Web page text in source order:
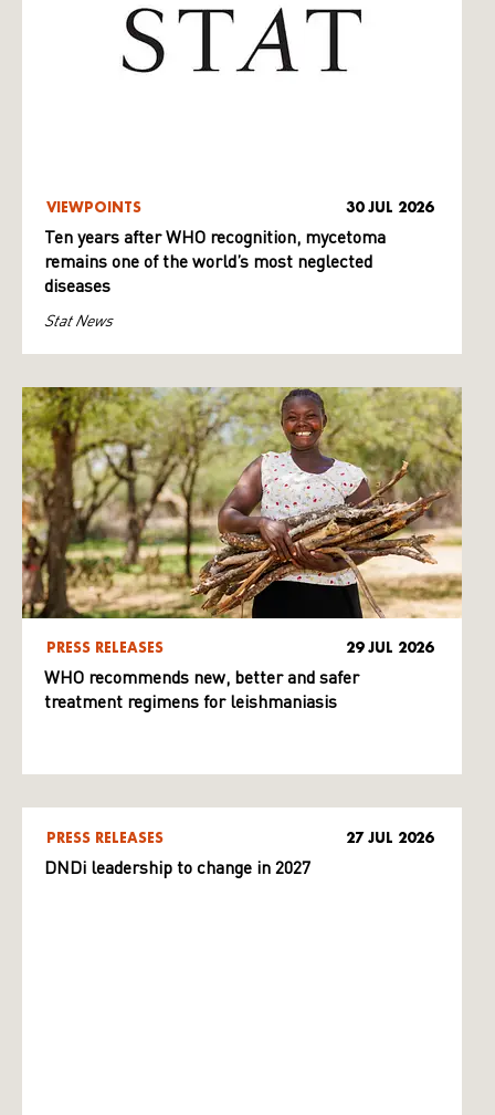
VIEWPOINTS 30 JUL 2026
Ten years after WHO recognition, mycetoma
remains one of the world’s most neglected
diseases
Stat News
PRESS RELEASES 29 JUL 2026
WHO recommends new, better and safer
treatment regimens for leishmaniasis
PRESS RELEASES 27 JUL 2026
DNDi leadership to change in 2027